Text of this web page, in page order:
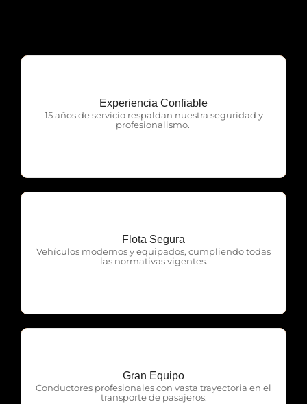
Experiencia Confiable
15 años de servicio respaldan nuestra seguridad y
profesionalismo.
OTP Servicios
Flota Segura
Vehículos modernos y equipados, cumpliendo todas
las normativas vigentes.
OTP Servicios
Gran Equipo
Conductores profesionales con vasta trayectoria en el
transporte de pasajeros.
OTP Servicios